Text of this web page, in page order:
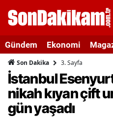
Gündem Ekonomi
Son Dakika 3. Sayfa
İstanbul
nikah kıyan çift
gün yaşadı